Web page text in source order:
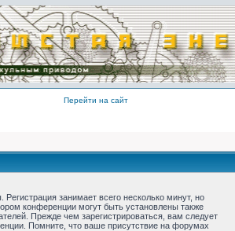
Перейти на сайт
занимает всего несколько минут, но
конференции могут быть установлены также
Прежде чем зарегистрироваться, вам следует
Помните, что ваше присутствие на форумах